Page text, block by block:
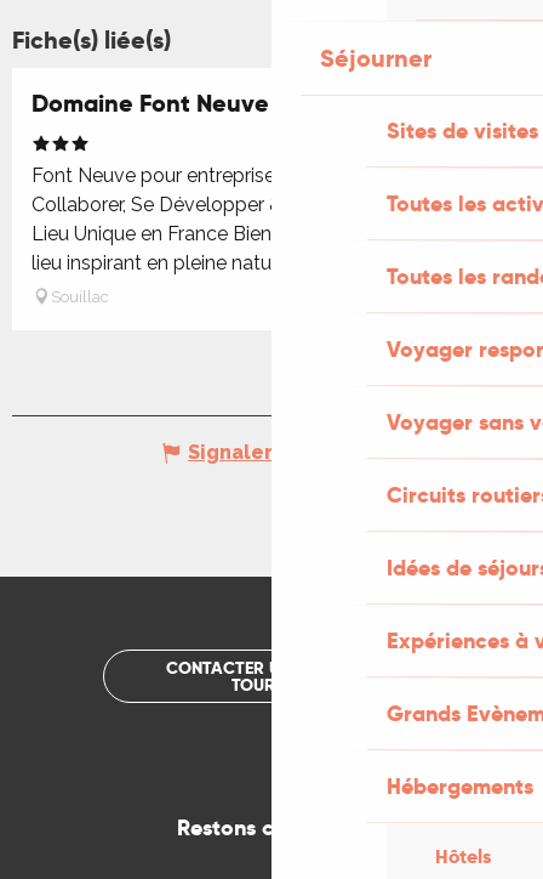
Séjourner
Sites de visites
Toutes les
Toutes les
Voyager
Voyager sans
Circuits
Idées de
Expériences à
Grands
Hébergements
Hôtels
Fiche(s) liée(s)
Domaine Font Neuve
Font Neuve pour entreprises et mariages —
Collaborer, Se Développer & Créer des Liens dans un
Lieu Unique en France Bienvenue à Font Neuve, un
lieu inspirant en pleine nature...
Souillac
Signaler une erreur
CONTACTER UN OFFICE DE
TOURISME
Restons connectés